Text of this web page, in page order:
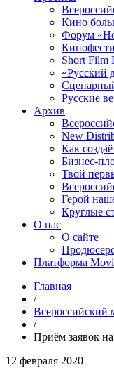
Кино
Форум
Short Film
«Русский
Русские
Архив
New
Как
Бизнес-
Твой
Герой
Круглые
О нас
О сайте
Платформа
Главная
/
/
Приём заявок
12 февраля 2020